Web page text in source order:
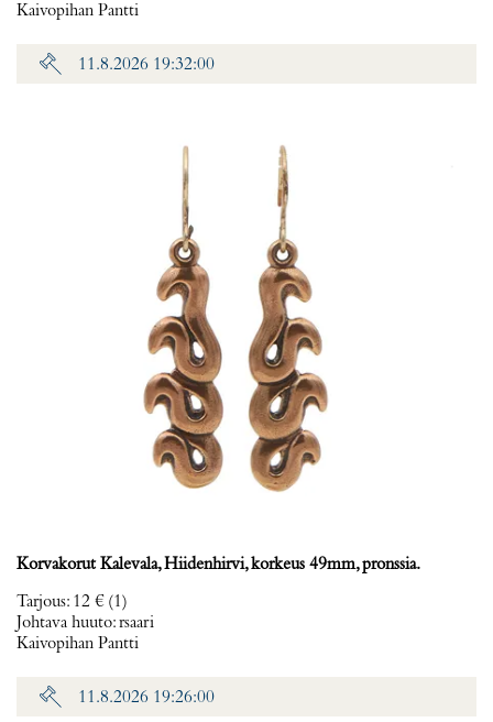
Kaivopihan Pantti
11.8.2026 19:32:00
Korvakorut Kalevala, Hiidenhirvi, korkeus 49mm, pronssia.
Tarjous: 12 € (1)
Johtava huuto:rsaari
Kaivopihan Pantti
11.8.2026 19:26:00